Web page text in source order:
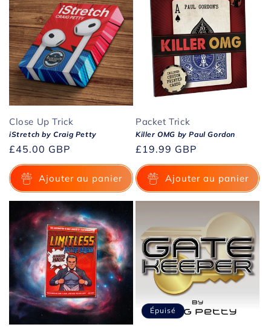
Close Up Trick
iStretch by Craig Petty
Prix
habituel
£45.00 GBP
Ajouter au panier
Packet Trick
Killer OMG by Paul Gordon
Prix
habituel
£19.99 GBP
Ajouter au panier
Épuisé